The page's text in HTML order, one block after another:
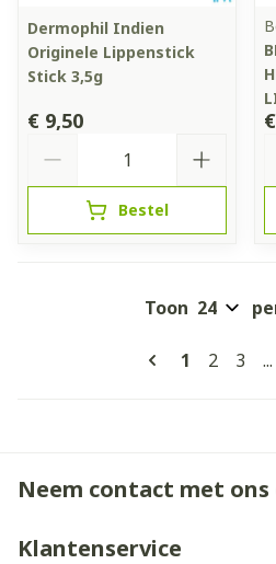
Dermophil Indien
Originele Lippenstick
Stick 3,5g
€ 9,50
Bestel
U lees
1 Pagina
2 3 ...
Toon
Neem contact met ons
Klantenservice